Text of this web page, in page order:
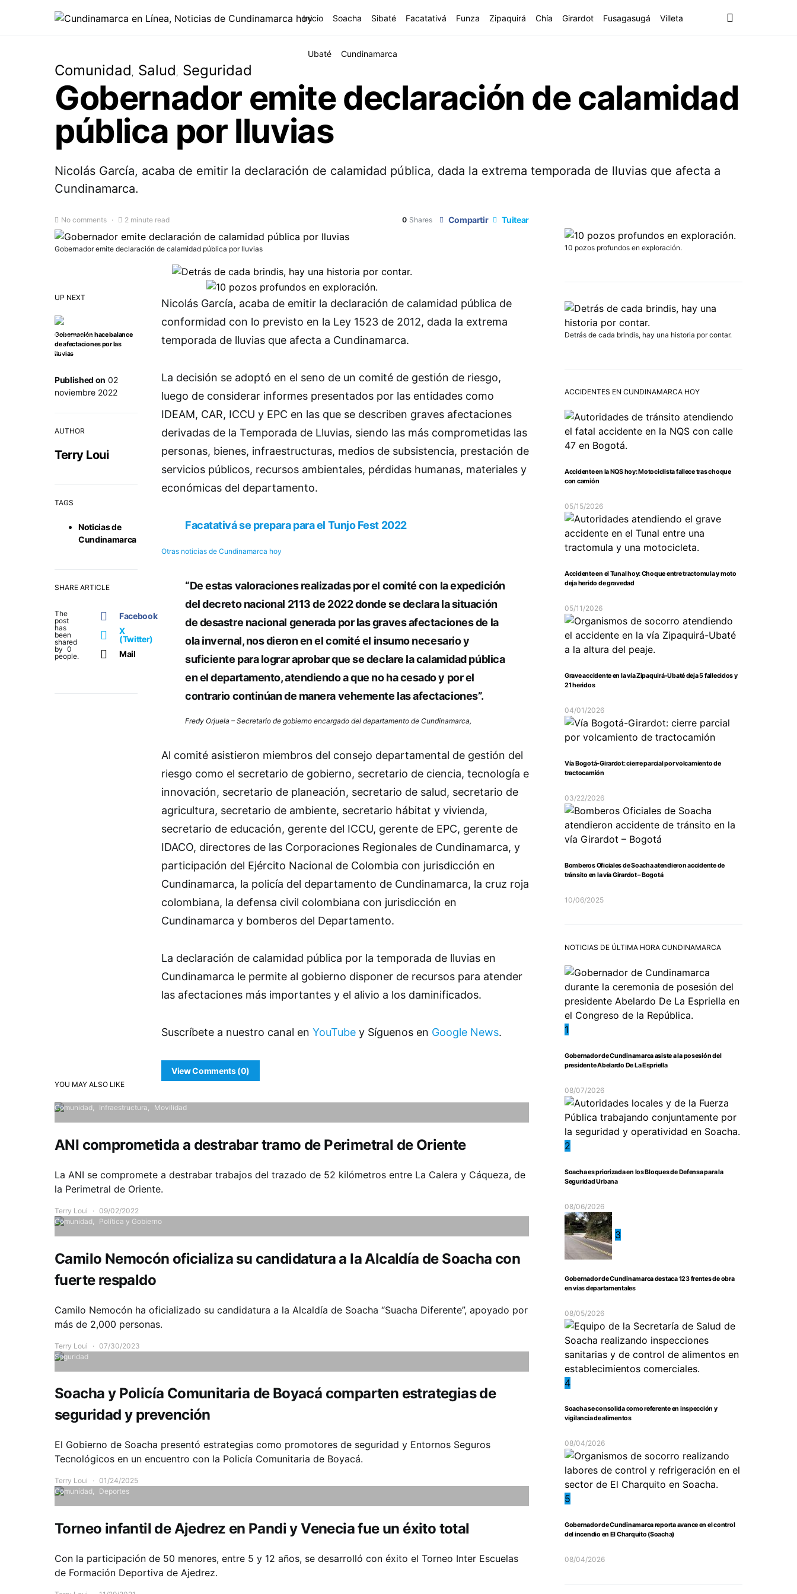
Inicio Soacha Sibaté Facatativá Funza Zipaquirá Chía Girardot Fusagasugá Villeta
Ubaté Cundinamarca
Comunidad Salud Seguridad
Gobernador emite declaración de calamidad
pública por lluvias
Nicolás García, acaba de emitir la declaración de calamidad pública, dada la extrema temporada de lluvias que afecta a
Cundinamarca.
No comments 2 minute read 0 Shares Compartir Tuitear
Gobernador emite declaración de calamidad pública por lluvias
UP NEXT
Gobernación hace balance
de afectaciones por las
lluvias
Published on 02
noviembre 2022
AUTHOR
Terry Loui
TAGS
Noticias de
Cundinamarca
SHARE ARTICLE
The
post
has
been
shared
by 0
people.
Facebook
X
(Twitter)
Mail
Nicolás García, acaba de emitir la declaración de calamidad pública de
conformidad con lo previsto en la Ley 1523 de 2012, dada la extrema
temporada de lluvias que afecta a Cundinamarca.
La decisión se adoptó en el seno de un comité de gestión de riesgo,
luego de considerar informes presentados por las entidades como
IDEAM, CAR, ICCU y EPC en las que se describen graves afectaciones
derivadas de la Temporada de Lluvias, siendo las más comprometidas las
personas, bienes, infraestructuras, medios de subsistencia, prestación de
servicios públicos, recursos ambientales, pérdidas humanas, materiales y
económicas del departamento.
Facatativá se prepara para el Tunjo Fest 2022
Otras noticias de Cundinamarca hoy
“De estas valoraciones realizadas por el comité con la expedición
del decreto nacional 2113 de 2022 donde se declara la situación
de desastre nacional generada por las graves afectaciones de la
ola invernal, nos dieron en el comité el insumo necesario y
suficiente para lograr aprobar que se declare la calamidad pública
en el departamento, atendiendo a que no ha cesado y por el
contrario continúan de manera vehemente las afectaciones”.
Fredy Orjuela –Secretario de gobierno encargado del departamento de Cundinamarca,
Al comité asistieron miembros del consejo departamental de gestión del
riesgo como el secretario de gobierno, secretario de ciencia, tecnología e
innovación, secretario de planeación, secretario de salud, secretario de
agricultura, secretario de ambiente, secretario hábitat y vivienda,
secretario de educación, gerente del ICCU, gerente de EPC, gerente de
IDACO, directores de las Corporaciones Regionales de Cundinamarca, y
participación del Ejército Nacional de Colombia con jurisdicción en
Cundinamarca, la policía del departamento de Cundinamarca, la cruz roja
colombiana, la defensa civil colombiana con jurisdicción en
Cundinamarca y bomberos del Departamento.
La declaración de calamidad pública por la temporada de lluvias en
Cundinamarca le permite al gobierno disponer de recursos para atender
las afectaciones más importantes y el alivio a los daminificados.
Suscríbete a nuestro canal en YouTube y Síguenos en Google News.
View Comments (0)
YOU MAY ALSO LIKE
Comunidad Infraestructura Movilidad
ANI comprometida a destrabar tramo de Perimetral de Oriente
La ANI se compromete a destrabar trabajos del trazado de 52 kilómetros entre La Calera y Cáqueza, de
la Perimetral de Oriente.
Terry Loui
09/02/2022
Comunidad
Política y Gobierno
Camilo Nemocón oficializa su candidatura a la Alcaldía de Soacha con
fuerte respaldo
Camilo Nemocón ha oficializado su candidatura a la Alcaldía de Soacha “Suacha Diferente”, apoyado por
más de 2,000 personas.
Terry Loui
07/30/2023
Seguridad
Soacha y Policía Comunitaria de Boyacá comparten estrategias de
seguridad y prevención
El Gobierno de Soacha presentó estrategias como promotores de seguridad y Entornos Seguros
Tecnológicos en un encuentro con la Policía Comunitaria de Boyacá.
Terry Loui
01/24/2025
Comunidad
Deportes
Torneo infantil de Ajedrez en Pandi y Venecia fue un éxito total
Con la participación de 50 menores, entre 5 y 12 años, se desarrolló con éxito el Torneo Inter Escuelas
de Formación Deportiva de Ajedrez.
10 pozos profundos en exploración.
Detrás de cada brindis, hay una historia por contar.
ACCIDENTES EN CUNDINAMARCA HOY
Accidente en la NQS hoy: Motociclista fallece tras choque
con camión
05/15/2026
Accidente en el Tunal hoy: Choque entre tractomula y moto
deja herido de gravedad
05/11/2026
Grave accidente en la vía Zipaquirá-Ubaté deja 5 fallecidos y
21 heridos
04/01/2026
Vía Bogotá-Girardot: cierre parcial por volcamiento de
tractocamión
03/22/2026
Bomberos Oficiales de Soacha atendieron accidente de
tránsito en la vía Girardot – Bogotá
10/06/2025
NOTICIAS DE ÚLTIMA HORA CUNDINAMARCA
1
Gobernador de Cundinamarca asiste a la posesión del
presidente Abelardo De La Espriella
08/07/2026
2
Soacha es priorizada en los Bloques de Defensa para la
Seguridad Urbana
08/06/2026
3
Gobernador de Cundinamarca destaca 123 frentes de obra
en vías departamentales
08/05/2026
4
Soacha se consolida como referente en inspección y
vigilancia de alimentos
08/04/2026
5
Gobernador de Cundinamarca reporta avance en el control
del incendio en El Charquito (Soacha)
08/04/2026